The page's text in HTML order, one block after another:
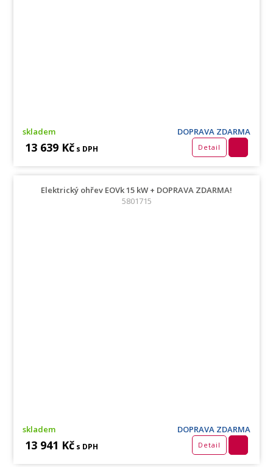
skladem DOPRAVA ZDARMA
13 639 Kč s DPH Detail
Elektrický ohřev EOVk 15 kW + DOPRAVA ZDARMA!
5801715
skladem DOPRAVA ZDARMA
13 941 Kč s DPH Detail